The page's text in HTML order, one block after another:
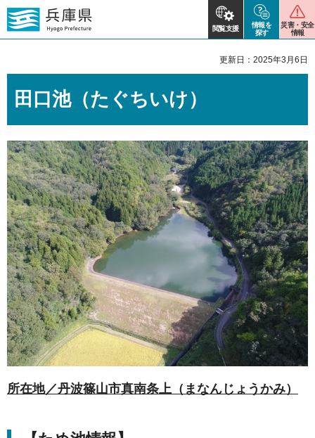
閲覧支援
情報を
探す
災害・安全
情報
更新日：2025年3月6日
田口池（たぐちいけ）
所在地／丹波篠山市真南条上（まなんじょうかみ）